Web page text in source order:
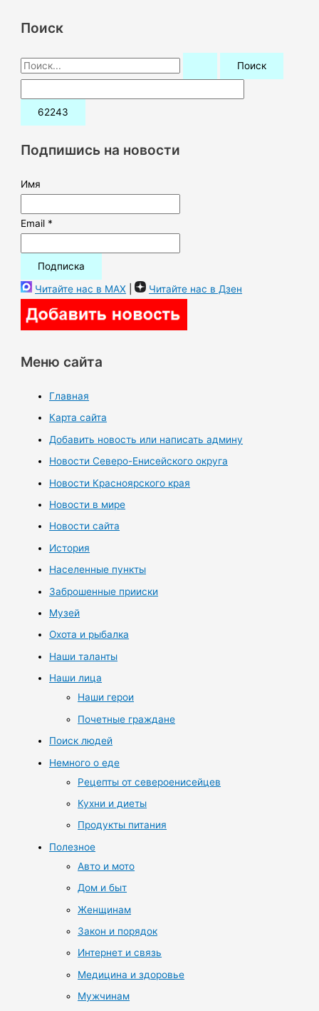
Поиск
П
о
и
:Подпишись на новости
Имя
Email *
Читайте нас в MAX | Читайте нас в Дзен
Меню сайта
Главная
Карта сайта
Добавить новость или написать админу
Новости Северо-Енисейского округа
Новости Красноярского края
Новости в мире
Новости сайта
История
Населенные пункты
Заброшенные прииски
Музей
Охота и рыбалка
Наши таланты
Наши лица
Наши герои
Почетные граждане
Поиск людей
Немного о еде
Рецепты от североенисейцев
Кухни и диеты
Продукты питания
Полезное
Авто и мото
Дом и быт
Женщинам
Закон и порядок
Интернет и связь
Медицина и здоровье
Мужчинам